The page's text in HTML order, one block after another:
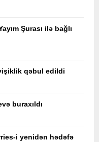
Şurası ilə bağlı
qəbul edildi
buraxıldı
i yenidən hədəfə